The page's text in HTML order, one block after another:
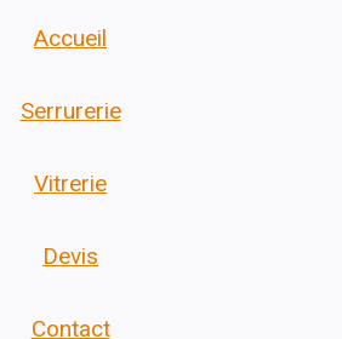
Accueil
Serrurerie
Vitrerie
Devis
Contact